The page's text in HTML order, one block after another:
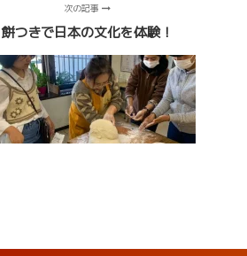
次の記事
餅つきで日本の文化を体験！